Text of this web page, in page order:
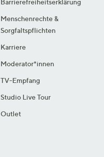
Menschenrechte &
Sorgfaltspflichten
Karriere
Moderator*innen
TV-Empfang
Studio Live Tour
Outlet